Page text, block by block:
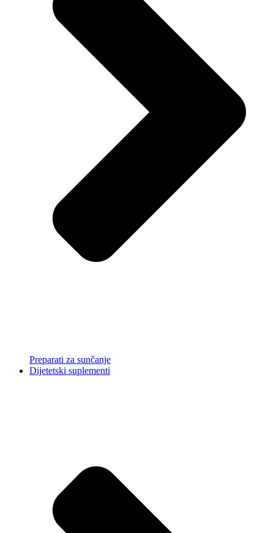
Preparati za sunčanje
Dijetetski suplementi